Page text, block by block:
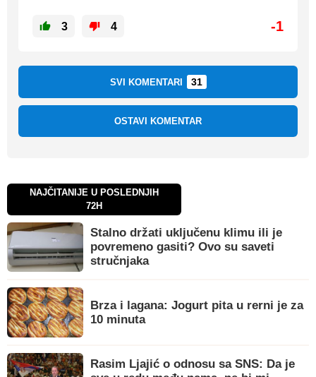
3 4 -1
SVI KOMENTARI 31
OSTAVI KOMENTAR
NAJČITANIJE U POSLEDNJIH
72H
Stalno držati uključenu klimu ili je
povremeno gasiti? Ovo su saveti
stručnjaka
Brza i lagana: Jogurt pita u rerni je za
10 minuta
Rasim Ljajić o odnosu sa SNS: Da je